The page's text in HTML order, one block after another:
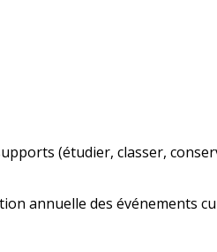
(étudier, classer,
annuelle des événements